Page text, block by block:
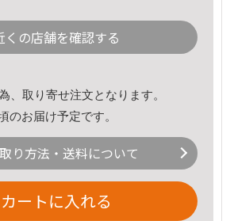
くの店舗を確認する
、取り寄せ注文となります。
のお届け予定です。
り方法・送料について
カートに入れる